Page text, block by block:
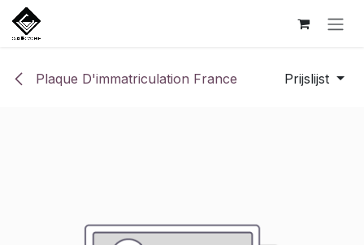
Overslaan naar inhoud
Plaque D'immatriculation France Prijslijst